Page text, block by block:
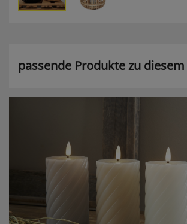
passende Produkte zu